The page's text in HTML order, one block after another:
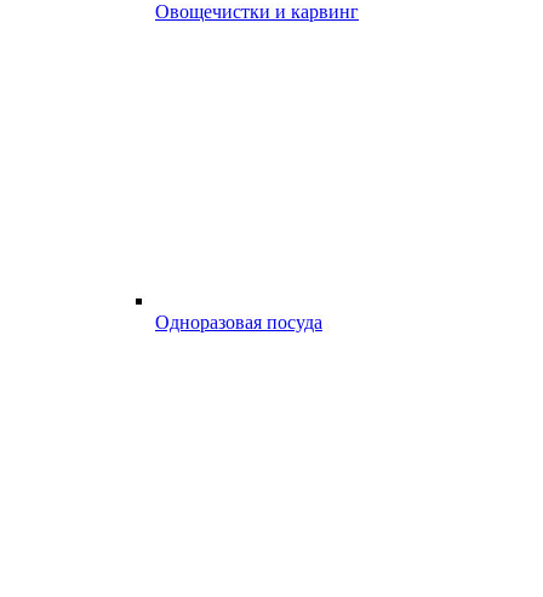
Овощечистки и карвинг
Одноразовая посуда